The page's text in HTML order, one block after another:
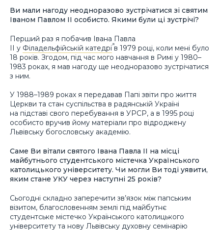
Ви мали нагоду неодноразово зустрічатися зі святим
Іваном Павлом ІІ особисто. Якими були ці зустрічі?
Перший раз я побачив Івана Павла
ІІ у Філадельфійській катедрів 1979 році, коли мені було
18 років. Згодом, під час мого навчання в Римі у 1980–
1983 роках, я мав нагоду ще неодноразово зустрічатися
з ним.
У 1988–1989 роках я передавав Папі звіти про життя
Церкви та стан суспільства в радянській Україні
на підставі свого перебування в УРСР, а в 1995 році
особисто вручив йому матеріали про відроджену
Львівську богословську академію.
Саме Ви вітали святого Івана Павла ІІ на місці
майбутнього студентського містечка Українського
католицького університету. Чи могли Ви тоді уявити,
яким стане УКУ через наступні 25 років?
Сьогодні складно заперечити зв’язок між папським
візитом, благословенням землі під майбутнє
студентське містечко Українського католицького
університету та нову Львівську духовну семінарію